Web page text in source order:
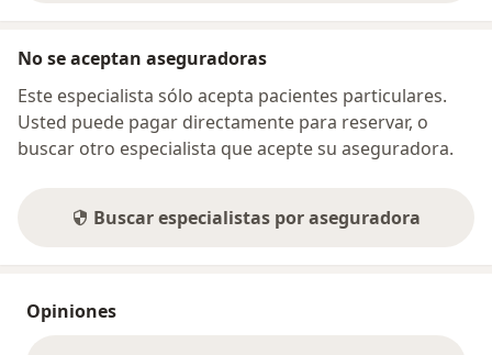
No se aceptan aseguradoras
Este especialista sólo acepta pacientes particulares.
Usted puede pagar directamente para reservar, o
buscar otro especialista que acepte su aseguradora.
Buscar especialistas por aseguradora
Opiniones